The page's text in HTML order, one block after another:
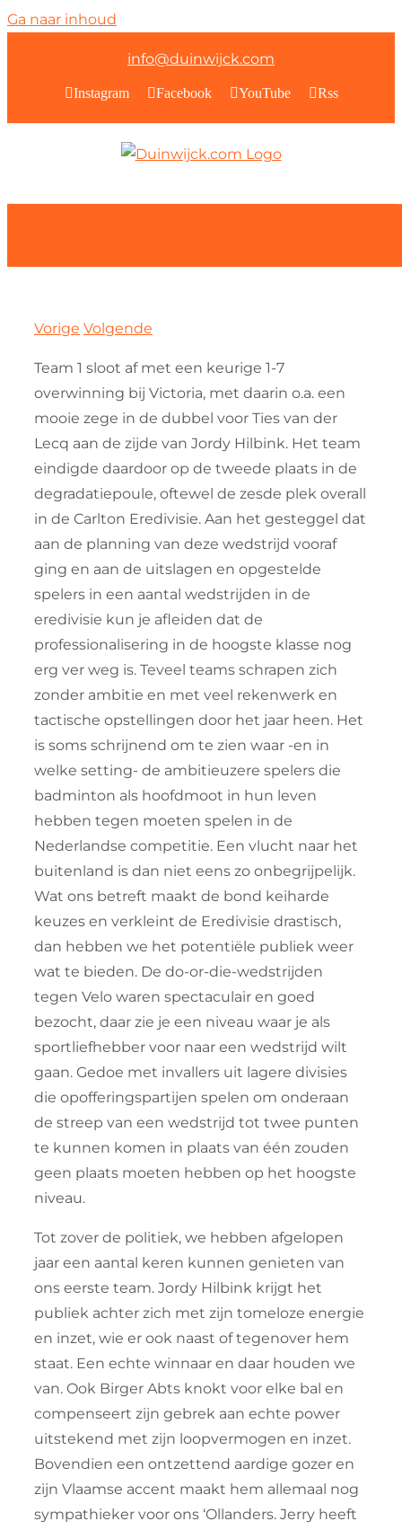
Ga naar inhoud
info@duinwijck.com
Instagram Facebook YouTube Rss
Vorige Volgende
Team 1 sloot af met een keurige 1-7
overwinning bij Victoria, met daarin o.a. een
mooie zege in de dubbel voor Ties van der
Lecq aan de zijde van Jordy Hilbink. Het team
eindigde daardoor op de tweede plaats in de
degradatiepoule, oftewel de zesde plek overall
in de Carlton Eredivisie. Aan het gesteggel dat
aan de planning van deze wedstrijd vooraf
ging en aan de uitslagen en opgestelde
spelers in een aantal wedstrijden in de
eredivisie kun je afleiden dat de
professionalisering in de hoogste klasse nog
erg ver weg is. Teveel teams schrapen zich
zonder ambitie en met veel rekenwerk en
tactische opstellingen door het jaar heen. Het
is soms schrijnend om te zien waar -en in
welke setting- de ambitieuzere spelers die
badminton als hoofdmoot in hun leven
hebben tegen moeten spelen in de
Nederlandse competitie. Een vlucht naar het
buitenland is dan niet eens zo onbegrijpelijk.
Wat ons betreft maakt de bond keiharde
keuzes en verkleint de Eredivisie drastisch,
dan hebben we het potentiële publiek weer
wat te bieden. De do-or-die-wedstrijden
tegen Velo waren spectaculair en goed
bezocht, daar zie je een niveau waar je als
sportliefhebber voor naar een wedstrijd wilt
gaan. Gedoe met invallers uit lagere divisies
die opofferingspartijen spelen om onderaan
de streep van een wedstrijd tot twee punten
te kunnen komen in plaats van één zouden
geen plaats moeten hebben op het hoogste
niveau.
Tot zover de politiek, we hebben afgelopen
jaar een aantal keren kunnen genieten van
ons eerste team. Jordy Hilbink krijgt het
publiek achter zich met zijn tomeloze energie
en inzet, wie er ook naast of tegenover hem
staat. Een echte winnaar en daar houden we
van. Ook Birger Abts knokt voor elke bal en
compenseert zijn gebrek aan echte power
uitstekend met zijn loopvermogen en inzet.
Bovendien een ontzettend aardige gozer en
zijn Vlaamse accent maakt hem allemaal nog
sympathieker voor ons ‘Ollanders. Jerry heeft